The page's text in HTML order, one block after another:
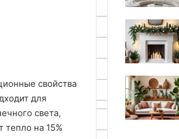
свойства
для
света,
на 15%